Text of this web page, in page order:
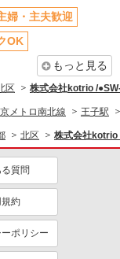
あり
～）活躍中
婦・主夫歓迎
OK
もっと見る
区 株式会社kotrio /
メトロ南北線 王子駅
北区 株式会社kotrio
質問
約
ポリシー